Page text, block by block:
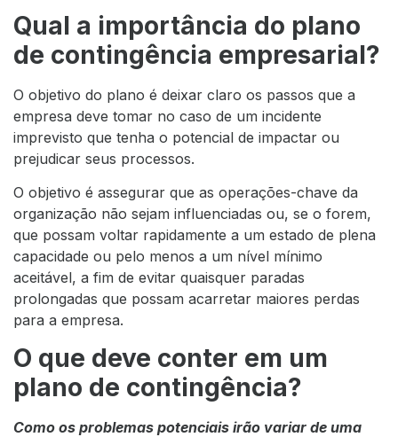
Qual a importância do plano
de contingência empresarial?
O objetivo do plano é deixar claro os passos que a
empresa deve tomar no caso de um incidente
imprevisto que tenha o potencial de impactar ou
prejudicar seus processos.
O objetivo é assegurar que as operações-chave da
organização não sejam influenciadas ou, se o forem,
que possam voltar rapidamente a um estado de plena
capacidade ou pelo menos a um nível mínimo
aceitável, a fim de evitar quaisquer paradas
prolongadas que possam acarretar maiores perdas
para a empresa.
O que deve conter em um
plano de contingência?
Como os problemas potenciais irão variar de uma